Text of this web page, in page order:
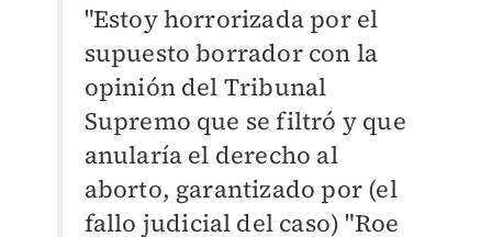
"Estoy horrorizada por el
supuesto borrador con la
opinión del Tribunal
Supremo que se filtró y que
anularía el derecho al
aborto, garantizado por (el
fallo judicial del caso) "Roe